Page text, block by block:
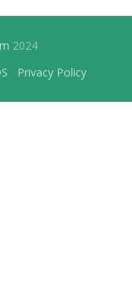
2024
Privacy Policy